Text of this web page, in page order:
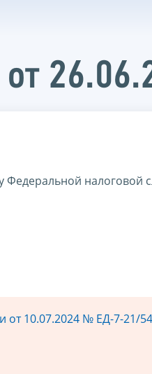
Федеральной налоговой
10.07.2024 № ЕД-7-21/